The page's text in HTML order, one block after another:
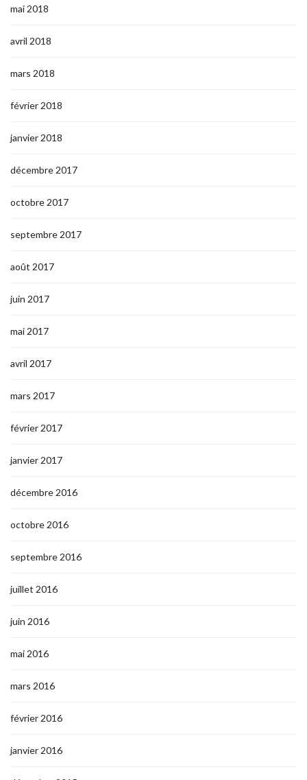
mai 2018
avril 2018
mars 2018
février 2018
janvier 2018
décembre 2017
octobre 2017
septembre 2017
août 2017
juin 2017
mai 2017
avril 2017
mars 2017
février 2017
janvier 2017
décembre 2016
octobre 2016
septembre 2016
juillet 2016
juin 2016
mai 2016
mars 2016
février 2016
janvier 2016